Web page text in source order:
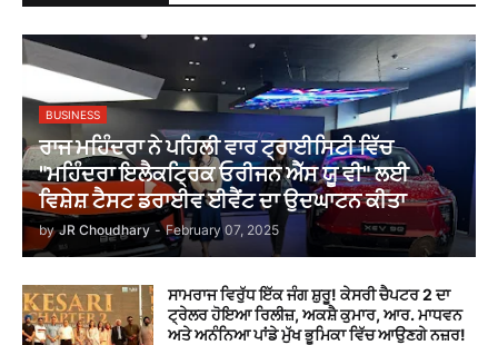
BUSINESS
ਰਾਜ ਮਹਿੰਦਰਾ ਨੇ ਪਹਿਲੀ ਵਾਰ ਟ੍ਰਾਈਸਿਟੀ ਵਿੱਚ
"ਮਹਿੰਦਰਾ ਇਲੈਕਟ੍ਰਿਕ ਓਰੀਜਨ ਐੱਸ ਯੂ ਵੀ" ਲਈ
ਵਿਸ਼ੇਸ਼ ਟੈਸਟ ਡਰਾਈਵ ਈਵੈਂਟ ਦਾ ਉਦਘਾਟਨ ਕੀਤਾ
by JR Choudhary - February 07, 2025
ਸਾਮਰਾਜ ਵਿਰੁੱਧ ਇੱਕ ਜੰਗ ਸ਼ੁਰੂ! ਕੇਸਰੀ ਚੈਪਟਰ 2 ਦਾ
ਟ੍ਰੇਲਰ ਹੋਇਆ ਰਿਲੀਜ਼, ਅਕਸ਼ੈ ਕੁਮਾਰ, ਆਰ. ਮਾਧਵਨ
ਅਤੇ ਅਨੰਨਿਆ ਪਾਂਡੇ ਮੁੱਖ ਭੂਮਿਕਾ ਵਿੱਚ ਆਉਣਗੇ ਨਜ਼ਰ!